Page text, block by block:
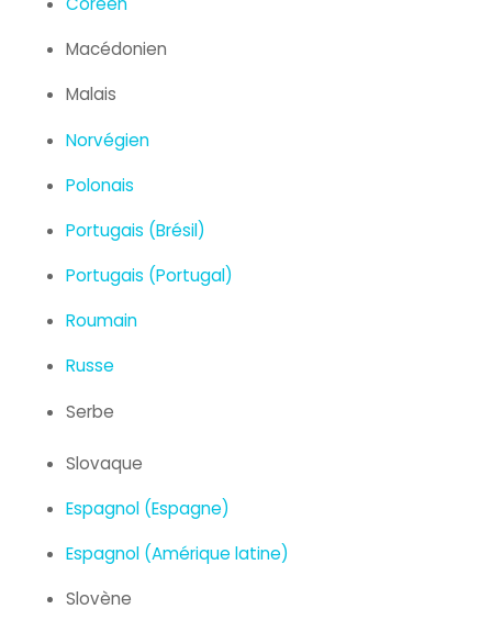
Macédonien
Malais
Norvégien
Polonais
Portugais (Brésil)
Portugais (Portugal)
Roumain
Russe
Serbe
Slovaque
Espagnol (Espagne)
Espagnol (Amérique latine)
Slovène